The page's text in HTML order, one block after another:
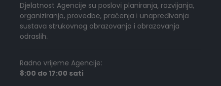
Djelatnost Agencije su poslovi planiranja, razvijanja,
organiziranja, provedbe, praćenja i unapređivanja
sustava strukovnog obrazovanja i obrazovanja
odraslih.
Radno vrijeme Agencije:
8:00 do 17:00 sati